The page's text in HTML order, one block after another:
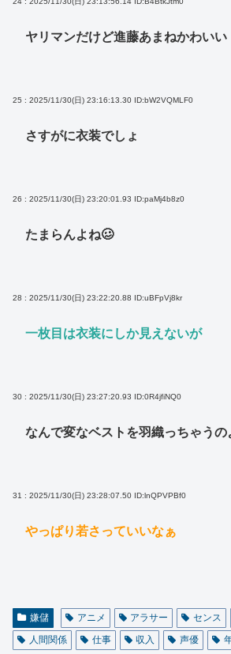
ヤリマンだけど進藤あまねかわいい
25 : 2025/11/30(日) 23:16:13.30 ID:bW2VQMLF0
さすがに衣装でしょ
26 : 2025/11/30(日) 23:20:01.93 ID:paMj4b8z0
たまらんよね🥴
28 : 2025/11/30(日) 23:22:20.88 ID:uBFpVj8kr
一枚目は衣装にしか見えないが
30 : 2025/11/30(日) 23:27:20.93 ID:0R4jfiNQ0
なんで変なベストを羽織っちゃうの
31 : 2025/11/30(日) 23:28:07.50 ID:lnQPVPBf0
やっぱり若さっていいなぁ
嫌儲 アニメ アラサー センス
人間関係
仕事 収入 声優